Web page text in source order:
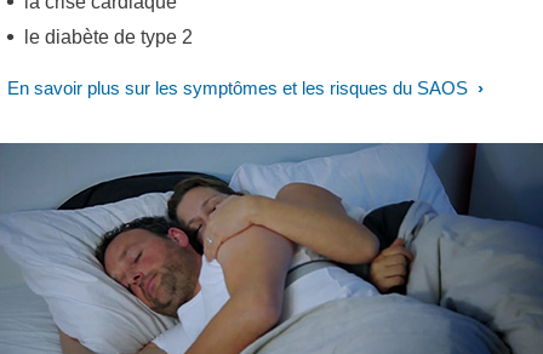
le diabète de type 2
En savoir plus sur les symptômes et les risques du SAOS